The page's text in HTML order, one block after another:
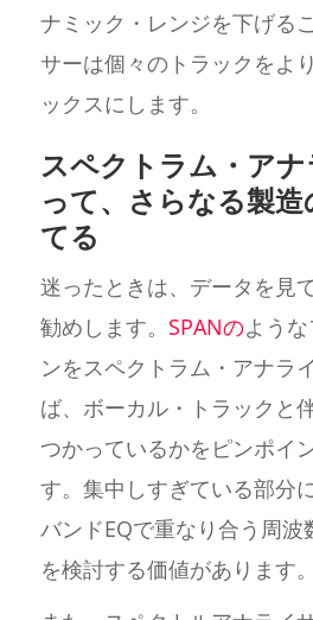
ナミック・レンジを下げる
サーは個々のトラックをよ
ックスにします。
スペクトラム・ア
って、さらなる製
てる
迷ったときは、データを見
勧めします。 SPANのよう
ンをスペクトラム・アナラ
ば、ボーカル・トラックと
つかっているかをピンポイ
す。集中しすぎている部分
バンドEQで重なり合う周波
を検討する価値があります。